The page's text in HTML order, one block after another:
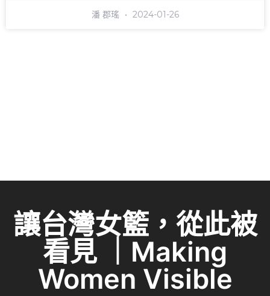
潘 郡瑤 2024-01-26
讓台灣女籃，從此被
看見 ｜Making
Women Visible